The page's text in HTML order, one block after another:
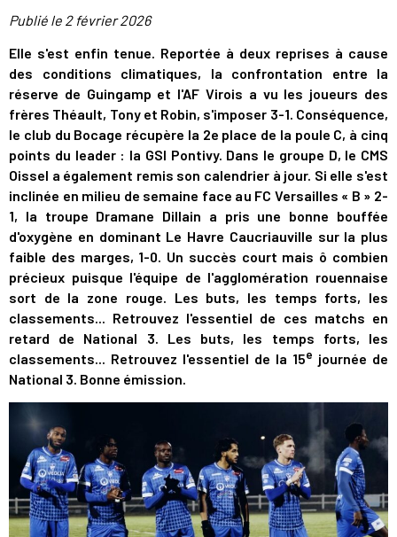
Publié le 2 février 2026
Elle s'est enfin tenue. Reportée à deux reprises à cause
des conditions climatiques, la confrontation entre la
réserve de Guingamp et l'AF Virois a vu les joueurs des
frères Théault, Tony et Robin, s'imposer 3-1. Conséquence,
le club du Bocage récupère la 2e place de la poule C, à cinq
points du leader : la GSI Pontivy. Dans le groupe D, le CMS
Oissel a également remis son calendrier à jour. Si elle s'est
inclinée en milieu de semaine face au FC Versailles « B » 2-
1, la troupe Dramane Dillain a pris une bonne bouffée
d'oxygène en dominant Le Havre Caucriauville sur la plus
faible des marges, 1-0. Un succès court mais ô combien
précieux puisque l'équipe de l'agglomération rouennaise
sort de la zone rouge. Les buts, les temps forts, les
classements... Retrouvez l'essentiel de ces matchs en
retard de National 3. Les buts, les temps forts, les
classements... Retrouvez l'essentiel de la 15e journée de
National 3. Bonne émission.